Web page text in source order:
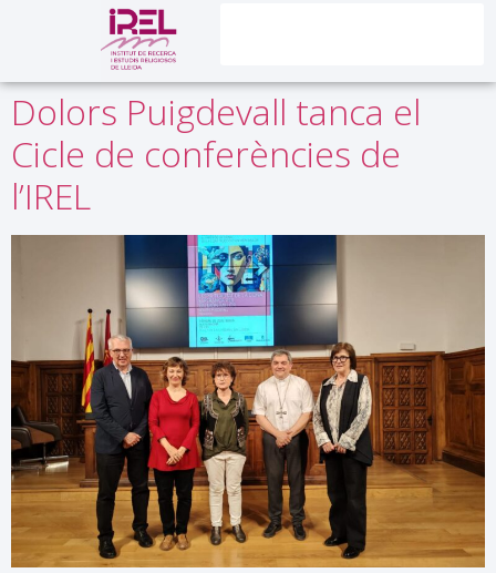
Dolors Puigdevall tanca el
Cicle de conferències de
l’IREL